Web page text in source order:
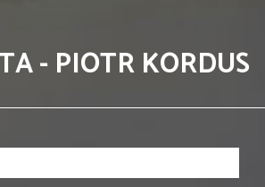
- PIOTR KORDUS